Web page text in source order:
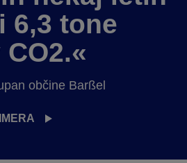
6,3 tone
občine Barßel